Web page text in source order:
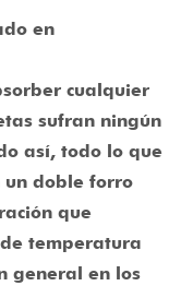
en
cualquier
sufran ningún
así, todo lo que
un doble forro
que
temperatura
general en los